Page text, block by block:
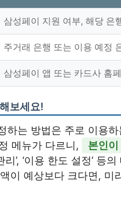
삼성페이 지원 여부, 해당 은
주거래 은행 또는 이용 예정
삼성페이 앱 또는 카드사 홈
보세요!
하는 방법은 주로 이용
메뉴가 다르니,
본인
리’, ‘이용 한도 설정’ 등
이 예상보다 크다면, 미